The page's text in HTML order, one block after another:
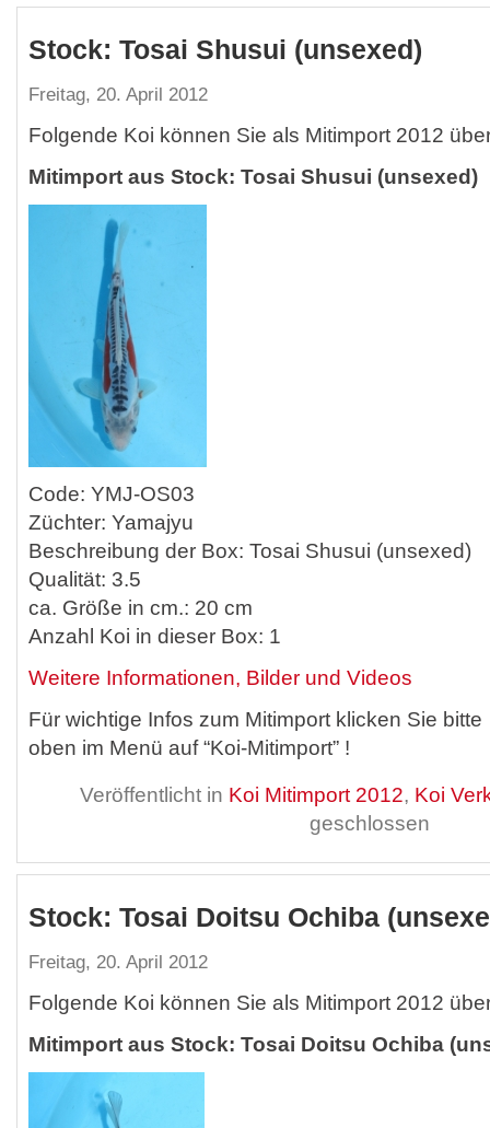
Stock: Tosai Shusui (unsexed)
Freitag, 20. April 2012
Folgende Koi können Sie als Mitimport 2012
Mitimport aus Stock: Tosai Shusui (unsexed)
Code: YMJ-OS03
Züchter: Yamajyu
Beschreibung der Box: Tosai Shusui (unsexed)
Qualität: 3.5
ca. Größe in cm.: 20 cm
Anzahl Koi in dieser Box: 1
Weitere Informationen, Bilder und Videos
Für wichtige Infos zum Mitimport klicken Sie bitte
oben im Menü auf “Koi-Mitimport” !
Veröffentlicht in Koi Mitimport 2012, Koi
geschlossen
Stock: Tosai Doitsu Ochiba
Freitag, 20. April 2012
Folgende Koi können Sie als Mitimport 2012
Mitimport aus Stock: Tosai Doitsu Ochiba